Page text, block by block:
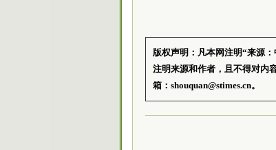
版权声明：凡本网注明“来源
注明来源和作者，且不得对内
箱：shouquan@stimes.cn。